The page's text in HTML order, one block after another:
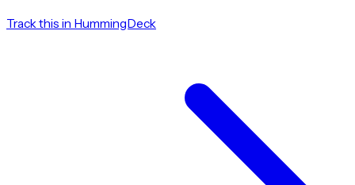
Track this in HummingDeck